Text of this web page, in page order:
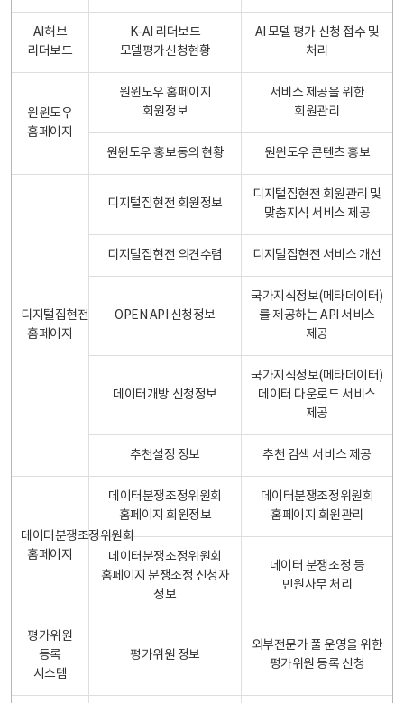
AI허브
리더보드
K-AI 리더보드
모델평가신청현황
AI 모델 평가 신청 접수 및
처리
원윈도우
홈페이지
원윈도우 홈페이지
회원정보
서비스 제공을 위한
회원관리
원윈도우 홍보동의 현황 원윈도우 콘텐츠 홍보
디지털집현전
홈페이지
디지털집현전 회원정보
디지털집현전 회원관리 및
맞춤지식 서비스 제공
디지털집현전 의견수렴 디지털집현전 서비스 개선
OPEN API 신청정보
국가지식정보(메타데이터)
를 제공하는 API 서비스
제공
데이터개방 신청정보
국가지식정보(메타데이터)
데이터 다운로드 서비스
제공
추천설정 정보 추천 검색 서비스 제공
데이터분쟁조정위원회
홈페이지
데이터분쟁조정위원회
홈페이지 회원정보
데이터분쟁조정위원회
홈페이지 회원관리
데이터분쟁조정위원회
홈페이지 분쟁조정 신청자
정보
데이터 분쟁조정 등
민원사무 처리
평가위원
등록
시스템
평가위원 정보
외부전문가 풀 운영을 위한
평가위원 등록 신청